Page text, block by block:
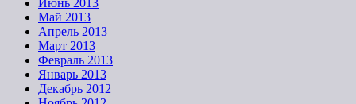
Июнь 2013
Май 2013
Апрель 2013
Март 2013
Февраль 2013
Январь 2013
Декабрь 2012